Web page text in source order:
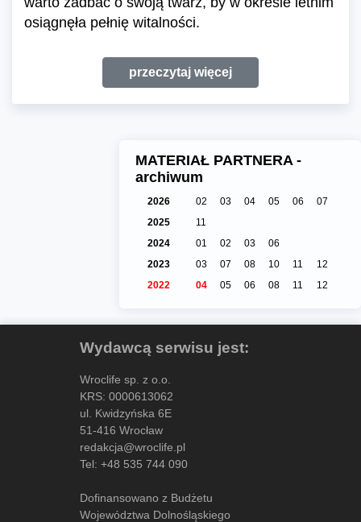
osiągnęła pełnię witalności.
przeczytaj więcej
MATERIAŁ PARTNERA -
archiwum
2026 02 03 04 05 06
07
2025
11
2024
01 02 03
06
2023
03 07 08 10 11
12
2022
04 05 06 08 11 12
Wydawcą serwisu jest:
Wroclife sp. z o.o.
KRS: 0000613062
ul. Kwidzyńska 6E
51-416 Wrocław
redakcja@wroclife.pl
Tel: +48 535 744 090
Dofinansowano z Budżetu
Województwa Dolnośląskiego